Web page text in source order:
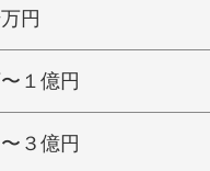
円
１億円
３億円